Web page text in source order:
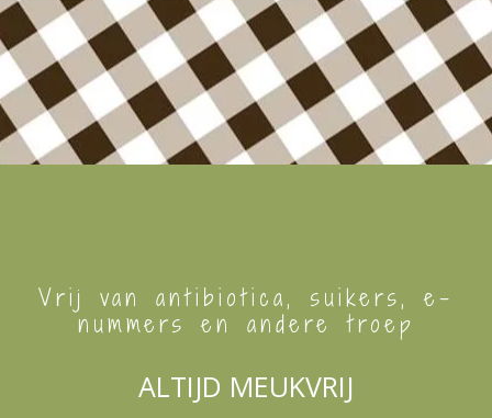
Vrij van antibiotica, suikers, e-
nummers en andere troep
ALTIJD MEUKVRIJ